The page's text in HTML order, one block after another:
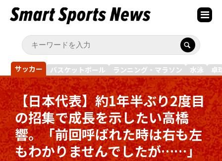
サッカー バスケットボール ランニング・マラソン 水泳 卓
【日本代表】約1年半ぶり2度目
の招集で成長を示したい高橋
響。「前回呼ばれた時は右も左
もわかりませんでしたが……」